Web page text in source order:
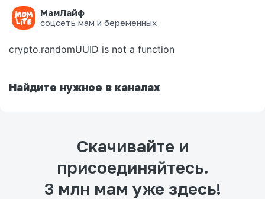
МамЛайф
соцсеть мам и беременных
Ошибка на странице
crypto.randomUUID is not a function
Найдите нужное в каналах
Скачивайте и
присоединяйтесь.
3 млн мам уже здесь!